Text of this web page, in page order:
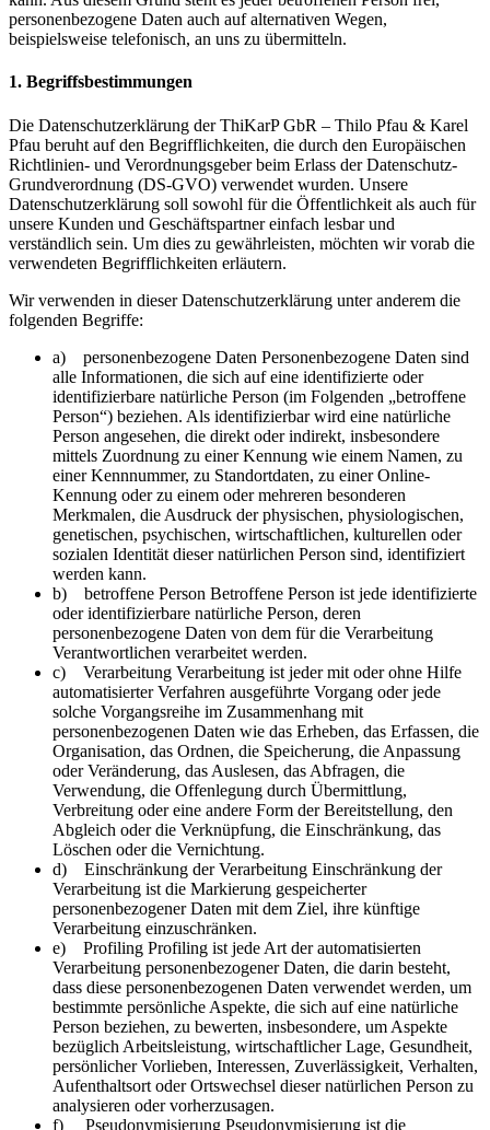
personenbezogene Daten auch auf alternativen Wegen,
beispielsweise telefonisch, an uns zu übermitteln.
1. Begriffsbestimmungen
Die Datenschutzerklärung der ThiKarP GbR – Thilo Pfau & Karel
Pfau beruht auf den Begrifflichkeiten, die durch den Europäischen
Richtlinien- und Verordnungsgeber beim Erlass der Datenschutz-
Grundverordnung (DS-GVO) verwendet wurden. Unsere
Datenschutzerklärung soll sowohl für die Öffentlichkeit als auch für
unsere Kunden und Geschäftspartner einfach lesbar und
verständlich sein. Um dies zu gewährleisten, möchten wir vorab die
verwendeten Begrifflichkeiten erläutern.
Wir verwenden in dieser Datenschutzerklärung unter anderem die
folgenden Begriffe:
a) personenbezogene Daten Personenbezogene Daten sind
alle Informationen, die sich auf eine identifizierte oder
identifizierbare natürliche Person (im Folgenden „betroffene
Person“) beziehen. Als identifizierbar wird eine natürliche
Person angesehen, die direkt oder indirekt, insbesondere
mittels Zuordnung zu einer Kennung wie einem Namen, zu
einer Kennnummer, zu Standortdaten, zu einer Online-
Kennung oder zu einem oder mehreren besonderen
Merkmalen, die Ausdruck der physischen, physiologischen,
genetischen, psychischen, wirtschaftlichen, kulturellen oder
sozialen Identität dieser natürlichen Person sind, identifiziert
werden kann.
b) betroffene Person Betroffene Person ist jede identifizierte
oder identifizierbare natürliche Person, deren
personenbezogene Daten von dem für die Verarbeitung
Verantwortlichen verarbeitet werden.
c) Verarbeitung Verarbeitung ist jeder mit oder ohne Hilfe
automatisierter Verfahren ausgeführte Vorgang oder jede
solche Vorgangsreihe im Zusammenhang mit
personenbezogenen Daten wie das Erheben, das Erfassen, die
Organisation, das Ordnen, die Speicherung, die Anpassung
oder Veränderung, das Auslesen, das Abfragen, die
Verwendung, die Offenlegung durch Übermittlung,
Verbreitung oder eine andere Form der Bereitstellung, den
Abgleich oder die Verknüpfung, die Einschränkung, das
Löschen oder die Vernichtung.
d) Einschränkung der Verarbeitung Einschränkung der
Verarbeitung ist die Markierung gespeicherter
personenbezogener Daten mit dem Ziel, ihre künftige
Verarbeitung einzuschränken.
e) Profiling Profiling ist jede Art der automatisierten
Verarbeitung personenbezogener Daten, die darin besteht,
dass diese personenbezogenen Daten verwendet werden, um
bestimmte persönliche Aspekte, die sich auf eine natürliche
Person beziehen, zu bewerten, insbesondere, um Aspekte
bezüglich Arbeitsleistung, wirtschaftlicher Lage, Gesundheit,
persönlicher Vorlieben, Interessen, Zuverlässigkeit, Verhalten,
Aufenthaltsort oder Ortswechsel dieser natürlichen Person zu
analysieren oder vorherzusagen.
f) Pseudonymisierung Pseudonymisierung ist die